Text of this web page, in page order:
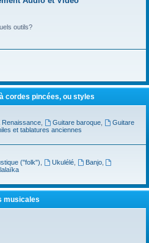
outils?
cordes pincées, ou styles
Renaissance, Guitare baroque,
Guitare
et tablatures anciennes
("folk") Ukulélé, Banjo,
musicales